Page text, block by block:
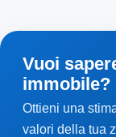
Vuoi
immobile?
Ottieni una
valori della tua